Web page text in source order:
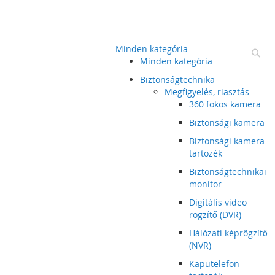
Minden kategória
Minden kategória
Biztonságtechnika
Megfigyelés, riasztás
360 fokos kamera
Biztonsági kamera
Biztonsági kamera
tartozék
Biztonságtechnikai
monitor
Digitális video
rögzítő (DVR)
Hálózati képrögzítő
(NVR)
Kaputelefon